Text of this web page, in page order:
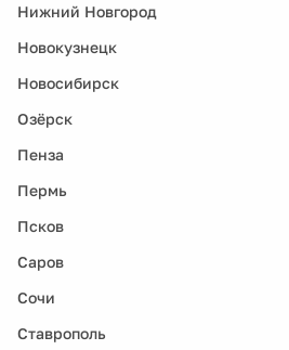
Нижний Новгород
Новокузнецк
Новосибирск
Озёрск
Пенза
Пермь
Псков
Саров
Сочи
Ставрополь